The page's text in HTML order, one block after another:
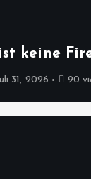
keine
31, 2026 90